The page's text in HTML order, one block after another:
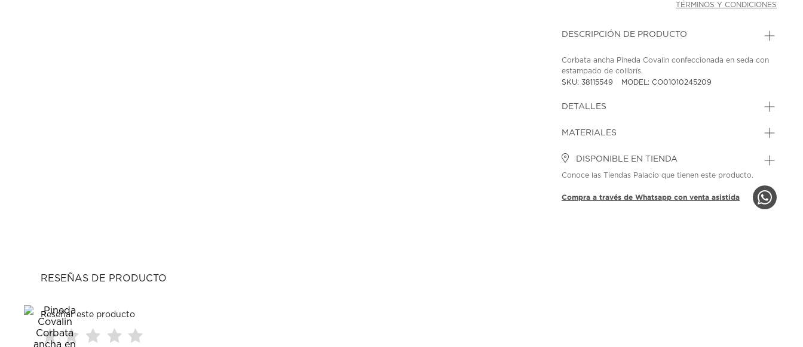
TÉRMINOS Y CONDICIONES
DESCRIPCIÓN DE PRODUCTO
Corbata ancha Pineda Covalin confeccionada en seda con
estampado de colibrís.
SKU: 38115549
MODEL: CO01010245209
DETALLES
MATERIALES
DISPONIBLE EN TIENDA
Conoce las Tiendas Palacio que tienen este producto.
Compra a través de Whatsapp con venta asistida
RESEÑAS DE PRODUCTO
Reseñar este producto